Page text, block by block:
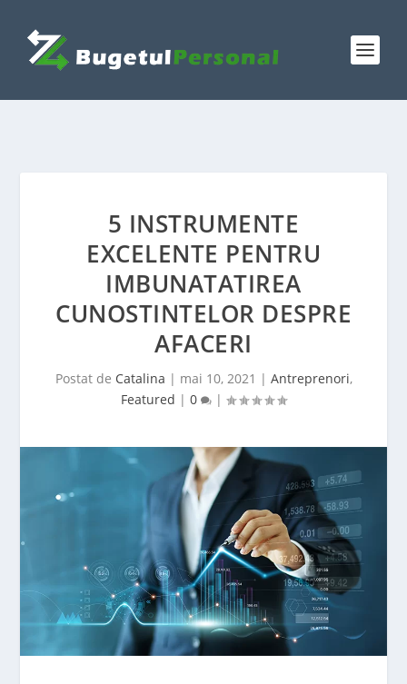
5 INSTRUMENTE
EXCELENTE PENTRU
IMBUNATATIREA
CUNOSTINTELOR DESPRE
AFACERI
Postat de Catalina | mai 10, 2021 | Antreprenori,
Featured | 0 |